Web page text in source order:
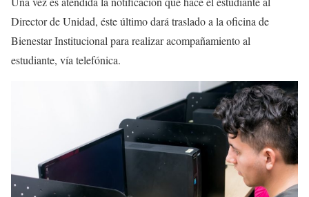
Director de Unidad, éste último dará traslado a la oficina de
Bienestar Institucional para realizar acompañamiento al
estudiante, vía telefónica.